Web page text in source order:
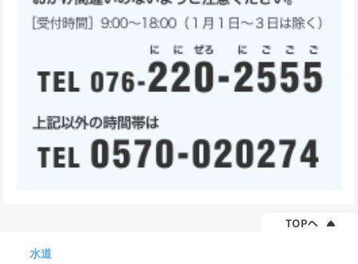
水道